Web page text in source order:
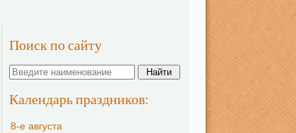
Поиск по сайту
Календарь праздников:
8-е августа